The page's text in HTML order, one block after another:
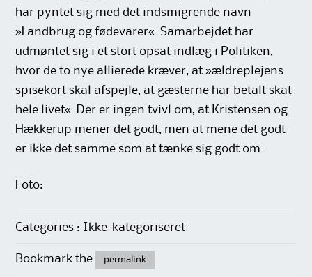
har pyntet sig med det indsmigrende navn
»Landbrug og fødevarer«. Samarbejdet har
udmøntet sig i et stort opsat indlæg i Politiken,
hvor de to nye allierede kræver, at »ældreplejens
spisekort skal afspejle, at gæsterne har betalt skat
hele livet«. Der er ingen tvivl om, at Kristensen og
Hækkerup mener det godt, men at mene det godt
er ikke det samme som at tænke sig godt om.
Foto:
Categories : Ikke-kategoriseret
Bookmark the permalink